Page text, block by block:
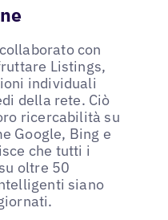
con
Listings,
individuali
della rete. Ciò
ricercabilità su
Google, Bing e
che tutti i
oltre 50
siano